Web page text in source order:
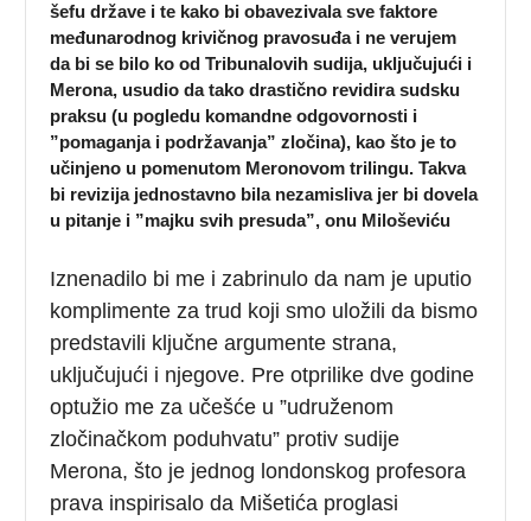
šefu države i te kako bi obavezivala sve faktore
međunarodnog krivičnog pravosuđa i ne verujem
da bi se bilo ko od Tribunalovih sudija, uključujući i
Merona, usudio da tako drastično revidira sudsku
praksu (u pogledu komandne odgovornosti i
”pomaganja i podržavanja” zločina), kao što je to
učinjeno u pomenutom Meronovom trilingu. Takva
bi revizija jednostavno bila nezamisliva jer bi dovela
u pitanje i ”majku svih presuda”, onu Miloševiću
Iznenadilo bi me i zabrinulo da nam je uputio
komplimente za trud koji smo uložili da bismo
predstavili ključne argumente strana,
uključujući i njegove. Pre otprilike dve godine
optužio me za učešće u ”udruženom
zločinačkom poduhvatu” protiv sudije
Merona, što je jednog londonskog profesora
prava inspirisalo da Mišetića proglasi